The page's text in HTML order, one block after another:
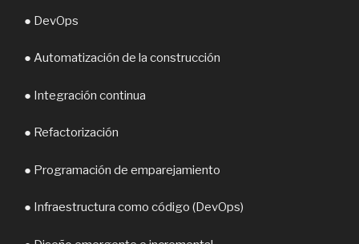
● DevOps
● Automatización de la construcción
● Integración continua
● Refactorización
● Programación de emparejamiento
● Infraestructura como código (DevOps)